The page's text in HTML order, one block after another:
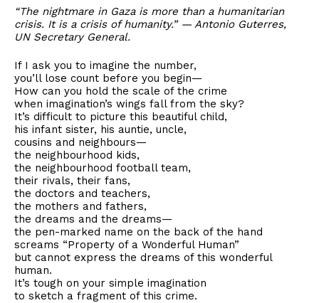
“The nightmare in Gaza is more than a humanitarian
crisis. It is a crisis of humanity.” — Antonio Guterres,
UN Secretary General.
If I ask you to imagine the number,
you’ll lose count before you begin—
How can you hold the scale of the crime
when imagination’s wings fall from the sky?
It’s difficult to picture this beautiful child,
his infant sister, his auntie, uncle,
cousins and neighbours—
the neighbourhood kids,
the neighbourhood football team,
their rivals, their fans,
the doctors and teachers,
the mothers and fathers,
the dreams and the dreams—
the pen-marked name on the back of the hand
screams “Property of a Wonderful Human”
but cannot express the dreams of this wonderful
human.
It’s tough on your simple imagination
to sketch a fragment of this crime.